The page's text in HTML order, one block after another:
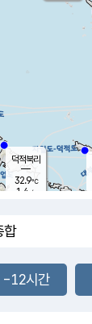
덕적북리
32.9℃
1.4 m/s
-12시간